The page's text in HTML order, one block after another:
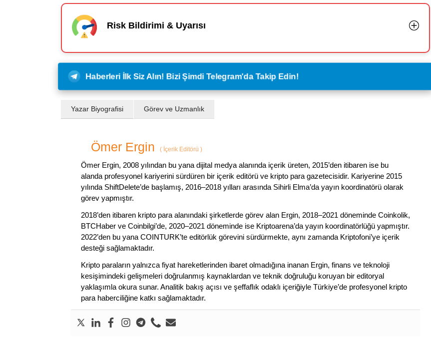
Risk Bildirimi & Uyarısı
Haberleri İlk Siz Alın! Bizi Şimdi Telegram'da Takip Edin!
Yazar Biyografisi Görev ve Uzmanlık
Ömer Ergin ( İçerik Editörü )
Ömer Ergin, 2008 yılından bu yana dijital medya alanında içerik üreten, 2015’den itibaren ise bu
alanda profesyonel kariyerini sürdüren bir içerik editörü ve kripto para gazetecisidir. Kariyerine 2015
yılında ShiftDelete’de başlamış, 2016–2018 yılları arasında Sihirli Elma’da yayın koordinatörü olarak
görev yapmıştır.
2018’den itibaren kripto para alanındaki şirketlerde görev alan Ergin, 2018–2021 döneminde Coinkolik,
BTCHaber ve Coinbilgi’de, 2020–2021 döneminde ise Kriptoarena’da yayın koordinatörlüğü yapmıştır.
2022’den bu yana COINTURK’te editörlük görevini sürdürmekte, aynı zamanda Kriptofoni’ye içerik
desteği sağlamaktadır.
Kripto paraların yalnızca fiyat hareketlerinden ibaret olmadığına inanan Ergin, finans ve teknoloji
kesişimindeki gelişmeleri doğrulanmış kaynaklardan ve teknik doğruluğu koruyan bir editoryal
yaklaşımla okura sunar. Analitik bakış açısı ve şeffaflık odaklı içeriğiyle Türkiye’de profesyonel kripto
para haberciliğine katkı sağlamaktadır.